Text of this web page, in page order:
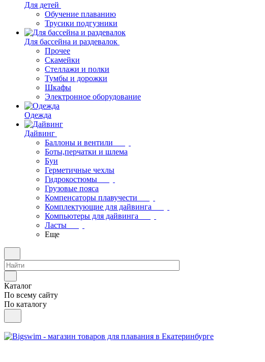
Для детей
Обучение плаванию
Трусики подгузники
Для бассейна и раздевалок
Прочее
Скамейки
Стеллажи и полки
Тумбы и дорожки
Шкафы
Электронное оборудование
Одежда
Дайвинг
Баллоны и вентили
Боты,перчатки и шлема
Буи
Герметичные чехлы
Гидрокостюмы
Грузовые пояса
Компенсаторы плавучести
Комплектующие для дайвинга
Компьютеры для дайвинга
Ласты
Еще
Каталог
По всему сайту
По каталогу